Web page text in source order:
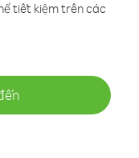
tiết kiệm trên các